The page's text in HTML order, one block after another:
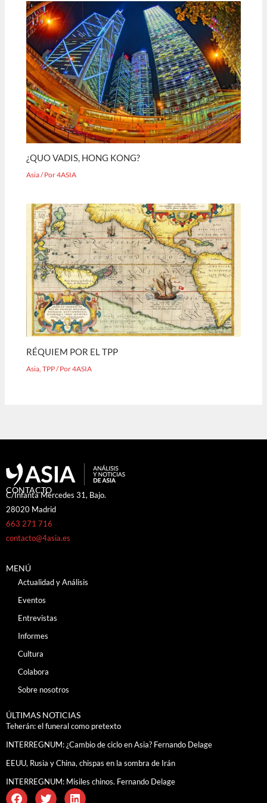
¿QUO VADIS, HONG KONG?
Asia/ Por4ASIA
RÉQUIEM POR EL TPP
Asia ,TPP/ Por4ASIA
CONTACTO
C/Infanta Mercedes 31, Bajo.
28020 Madrid
663 271 716
contacto@4asia.es
MENÚ
Actualidad y Análisis
Eventos
Entrevistas
Informes
Cultura
Colabora
Sobre nosotros
ÚLTIMAS NOTICIAS
Teherán: el funeral como pretexto
INTERREGNUM: ¿Cambio de ciclo en Asia? Fernando Delage
EEUU, Rusia y China, chispas en la sombra de Irán
INTERREGNUM: Misiles chinos. Fernando Delage